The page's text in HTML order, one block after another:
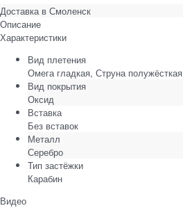
Доставка в Смоленск
Описание
Характеристики
Вид плетения
Омега гладкая, Струна полужёсткая
Вид покрытия
Оксид
Вставка
Без вставок
Металл
Серебро
Тип застёжки
Карабин
Видео